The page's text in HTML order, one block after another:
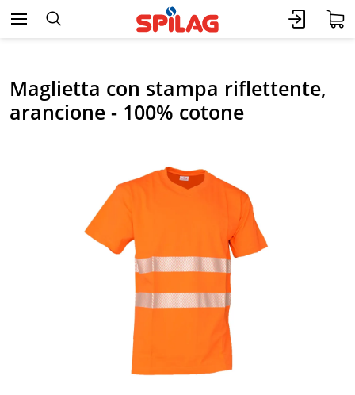
Maglietta con stampa riflettente,
arancione - 100% cotone